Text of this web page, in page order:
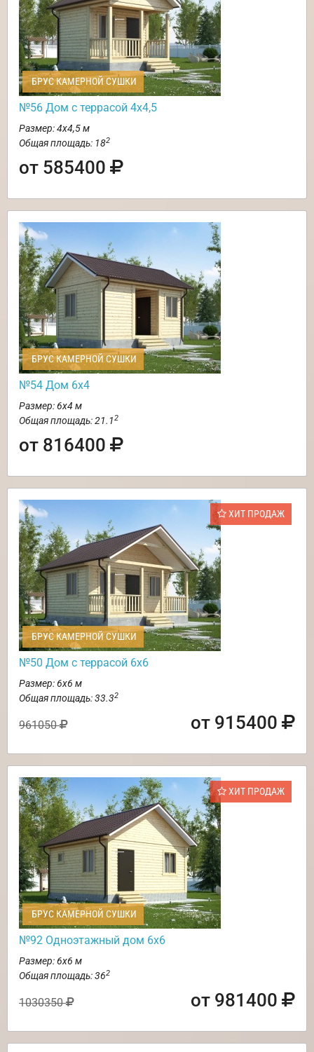
БРУС КАМЕРНОЙ СУШКИ
№56 Дом с террасой 4х4,5
Размер: 4х4,5 м
Общая площадь: 182
от 585400
БРУС КАМЕРНОЙ СУШКИ
№54 Дом 6х4
Размер: 6х4 м
Общая площадь: 21.12
от 816400
ХИТ ПРОДАЖ
БРУС КАМЕРНОЙ СУШКИ
№50 Дом с террасой 6х6
Размер: 6х6 м
Общая площадь: 33.32
961050 от 915400
ХИТ ПРОДАЖ
БРУС КАМЕРНОЙ СУШКИ
№92 Одноэтажный дом 6х6
Размер: 6х6 м
Общая площадь: 362
1030350 от 981400